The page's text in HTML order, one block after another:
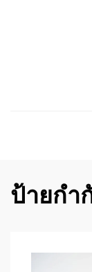
ป้ายกำ